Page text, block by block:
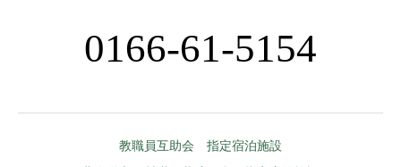
0166-61-5154
教職員互助会 指定宿泊施設